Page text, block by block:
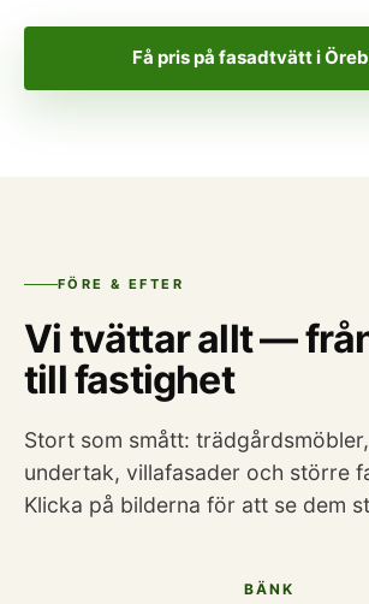
Få pris på fasadtvätt i
FÖRE & EFTER
Vi tvättar allt —
till fastighet
Stort som smått:
undertak, villafasader och större
Klicka på bilderna för att se dem
BÄNK